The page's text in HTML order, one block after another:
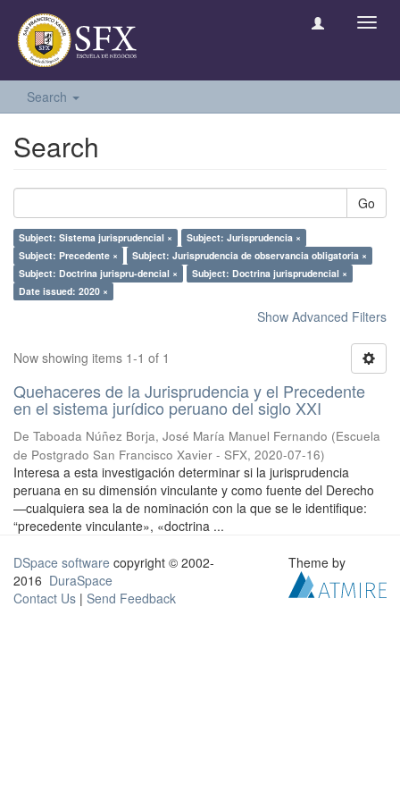
Search
Search
Go
Subject: Sistema jurisprudencial ×
Subject: Jurisprudencia ×
Subject: Precedente ×
Subject: Jurisprudencia de observancia obligatoria ×
Subject: Doctrina jurispru-dencial ×
Subject: Doctrina jurisprudencial ×
Date issued: 2020 ×
Show Advanced Filters
Now showing items 1-1 of 1
Quehaceres de la Jurisprudencia y el Precedente
en el sistema jurídico peruano del siglo XXI
De Taboada Núñez Borja, José María Manuel Fernando (Escuela
de Postgrado San Francisco Xavier - SFX, 2020-07-16)
Interesa a esta investigación determinar si la jurisprudencia
peruana en su dimensión vinculante y como fuente del Derecho
—cualquiera sea la de nominación con la que se le identifique:
“precedente vinculante», «doctrina ...
DSpace software copyright © 2002-
2016 DuraSpace
Contact Us | Send Feedback
Theme by